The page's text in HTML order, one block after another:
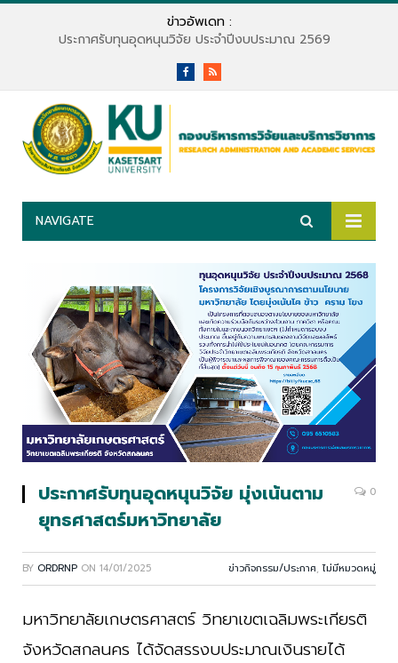
ข่าวอัพเดท :
ประกาศรับทุนอุดหนุนวิจัย ประจำปีงบประมาณ 2569
FacebookRSS
NAVIGATE
ประกาศรับทุนอุดหนุนวิจัย มุ่งเน้นตาม
ยุทธศาสตร์มหาวิทยาลัย
0
BY ORDRNP ON 14/01/2025 ข่าวกิจกรรม/ประกาศ,ไม่มีหมวดหมู่
มหาวิทยาลัยเกษตรศาสตร์ วิทยาเขตเฉลิมพระเกียรติ
จังหวัดสกลนคร ได้จัดสรรงบประมาณเงินรายได้